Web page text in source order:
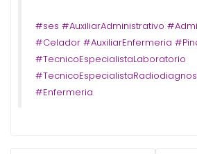
#ses #AuxiliarAdministrativo
#Celador #AuxiliarEnfermeria
#TecnicoEspecialistaLaboratorio
#Enfermeria